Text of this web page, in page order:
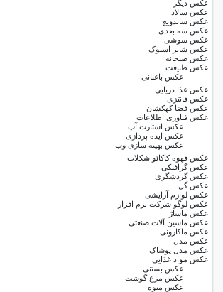
عکس دیگر
عکس سالاد
عکس ساندویچ
عکس سه بعدی
عکس سوشی
عکس شاتر استوک
عکس صبحانه
عکس طبیعت
عکس باغبانی
عکس غذا دریایی
عکس فانتزی
عکس فضا کهکشان
عکس فناوری اطلاعات
عکس استارت آپ
عکس ایده پردازی
عکس بهینه سازی وب
عکس قهوه کاکائو شکلات
عکس گرافیکی
عکس گردشگری
عکس گل
عکس لوازم آرایشی
عکس لوگو شرکت نرم افزار
عکس ماساژ
عکس ماشین آلات صنعتی
عکس ماکارونی
عکس مدل
عکس مدل پوشاک
عکس مواد غذایی
عکس بستنی
عکس مرغ گوشت
عکس میوه